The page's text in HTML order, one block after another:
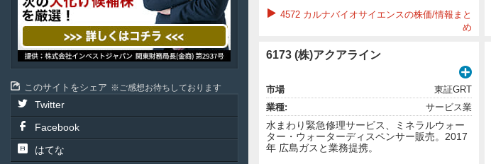
このサイトをシェア ご感想お待ちしております
Twitter
Facebook
はてな
4572 カルナバイオサイエンスの株価/情報まと
め
6173 (株)アクアライン
市場
東証GRT
業種:
サービス業
水まわり緊急修理サービス、ミネラルウォー
ター・ウォーターディスペンサー販売。2017
年 広島ガスと業務提携。